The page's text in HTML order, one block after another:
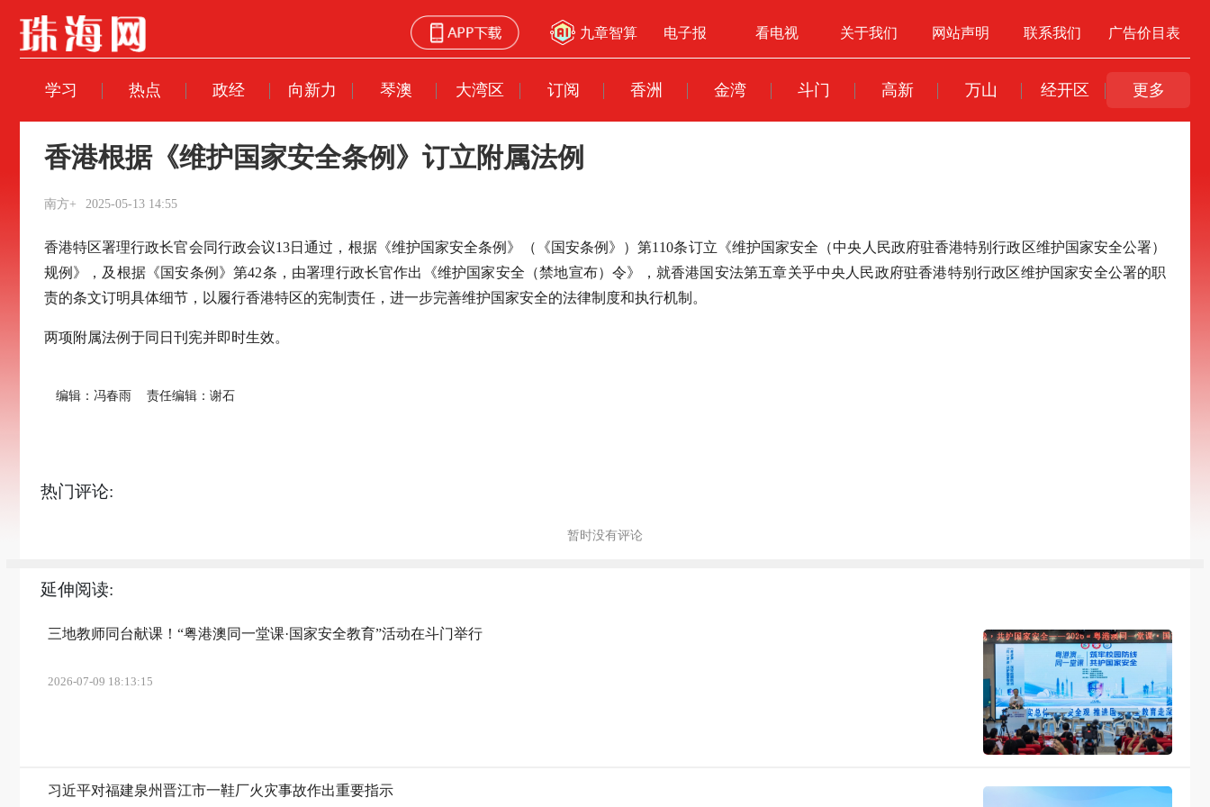
九章智算 电子报 看电视 关于我们 网站声明 联系我们 广告价目表
学习 热点 政经 向新力 琴澳 大湾区 订阅 香洲 金湾 斗门 高新 万山 经开区 更多
香港根据《维护国家安全条例》订立附属法例
南方+ 2025-05-13 14:55
香港特区署理行政长官会同行政会议13日通过，根据《维护国家安全条例》（《国安条例》）第110条订立《维护国家安全（中央人民政府驻香港特别行政区维护国家安全公署）
规例》，及根据《国安条例》第42条，由署理行政长官作出《维护国家安全（禁地宣布）令》，就香港国安法第五章关乎中央人民政府驻香港特别行政区维护国家安全公署的职
责的条文订明具体细节，以履行香港特区的宪制责任，进一步完善维护国家安全的法律制度和执行机制。
两项附属法例于同日刊宪并即时生效。
编辑：冯春雨 责任编辑：谢石
热门评论:
暂时没有评论
延伸阅读:
三地教师同台献课！“粤港澳同一堂课·国家安全教育”活动在斗门举行
2026-07-09 18:13:15
习近平对福建泉州晋江市一鞋厂火灾事故作出重要指示